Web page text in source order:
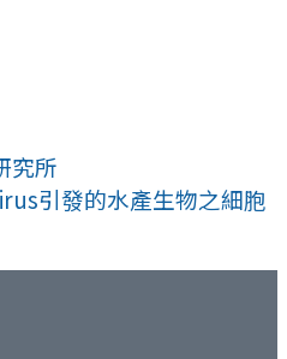
究所
引發的水產生物之細胞